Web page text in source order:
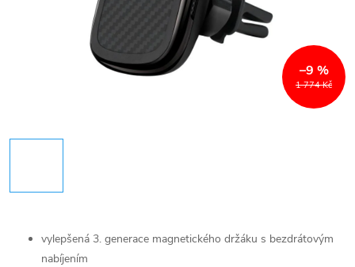
1 774 Kč
–9 %
vylepšená 3. generace magnetického držáku s bezdrátovým
nabíjením